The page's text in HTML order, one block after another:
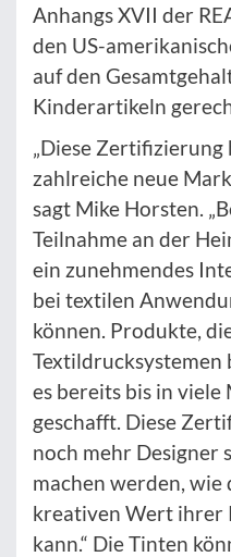
Anhangs XVII der
den US-
auf den
Kinderartikeln
„Diese Zertifizierung
zahlreiche neue
sagt Mike Horsten.
Teilnahme an der
ein zunehmendes
bei textilen
können. Produkte,
es bereits bis in viele
geschafft. Diese
noch mehr Designer
machen werden, wie
kreativen Wert ihrer
kann.“ Die Tinten